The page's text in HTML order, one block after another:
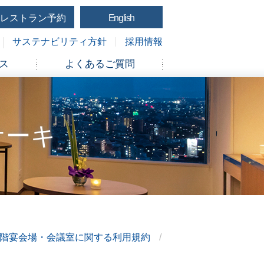
レストラン予約 English
サステナビリティ方針 採用情報
よくあるご質問
キ
宴会場・会議室に関する利用規約